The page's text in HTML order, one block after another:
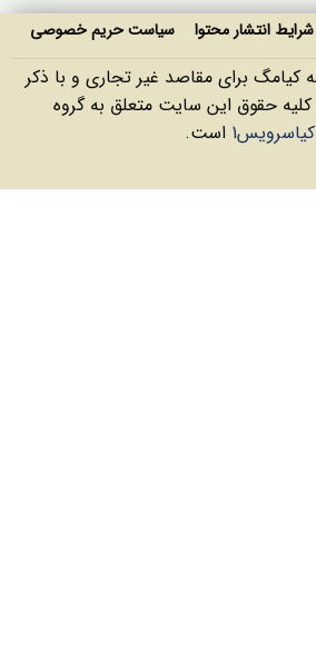
شرایط انتشار محتوا سیاست حریم خصوصی
کیامگ برای مقاصد غیر تجاری و با ذکر
کليه حقوق اين سايت متعلق به گروه
کیاسرویس1 است.